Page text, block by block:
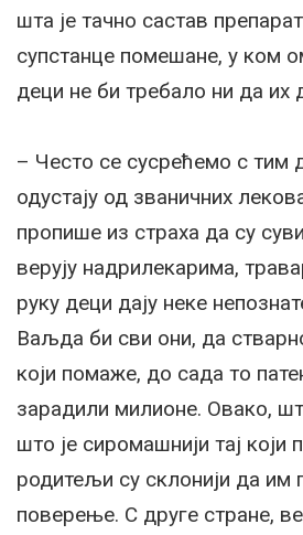
шта је тачно састав
супстанце помешане, у ком
деци не би требало ни да их
– Често се сусрећемо с тим
одустају од званичних
пропише из страха да су
верују надрилекарима,
руку деци дају неке
Ваљда би сви они, да
који помаже, до сада то
зарадили милионе. Овако,
што је сиромашнији тај који
родитељи су склонији да им
поверење. С друге стране,